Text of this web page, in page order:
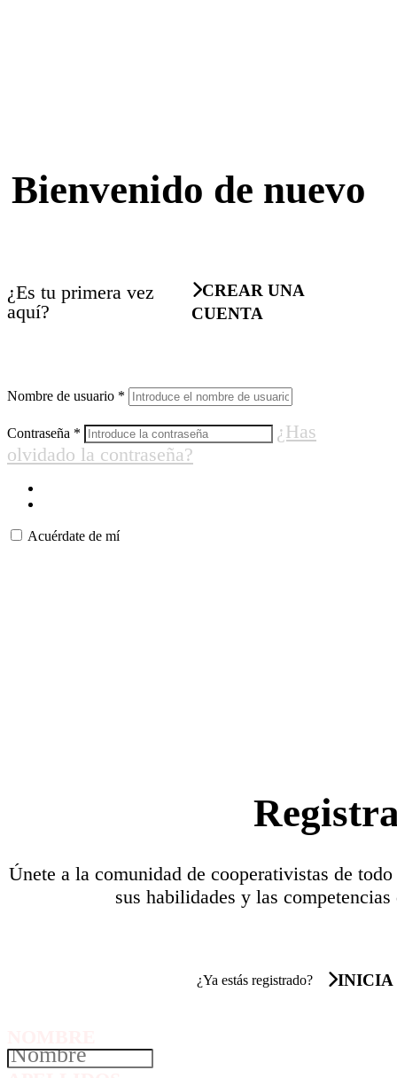
Bienvenido de nuevo
¿Es tu primera vez
aquí?
CREAR UNA
CUENTA
Nombre de usuario *
Contraseña *
¿Has
olvidado la contraseña?
Acuérdate de mí
Únete a la comunidad de cooperativistas de
sus habilidades y las
¿Ya estás registrado? INICIA